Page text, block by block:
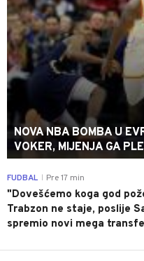
NOVA NBA BOMBA U
VOKER, MIJENJA GA
FUDBAL Pre 17 min
"Dovešćemo koga god
Trabzon ne staje, poslije
spremio novi mega